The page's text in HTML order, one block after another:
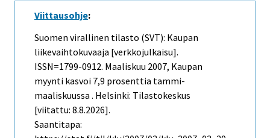
Viittausohje:
Suomen virallinen tilasto (SVT): Kaupan
liikevaihtokuvaaja [verkkojulkaisu].
ISSN=1799-0912. Maaliskuu 2007, Kaupan
myynti kasvoi 7,9 prosenttia tammi-
maaliskuussa . Helsinki: Tilastokeskus
[viitattu: 8.8.2026].
Saantitapa: